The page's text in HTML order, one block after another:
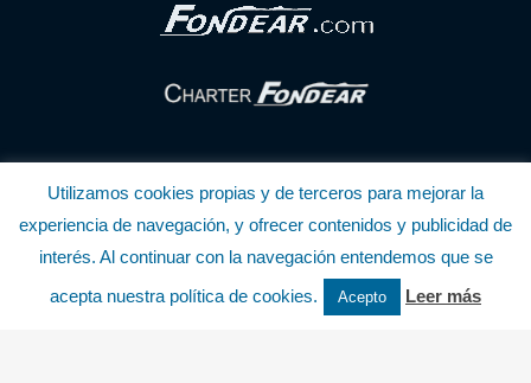
© Copyright Fondear, S.L.
Aunque se consideran exactas, declinamos toda responsabilidad sobre la
Utilizamos cookies propias y de terceros para mejorar la
experiencia de navegación, y ofrecer contenidos y publicidad de
interés. Al continuar con la navegación entendemos que se
acepta nuestra política de cookies.
Acepto Leer más